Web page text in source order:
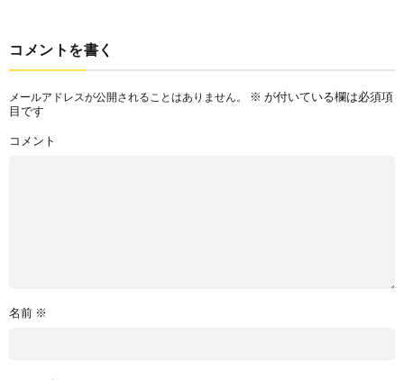
コメントを書く
メールアドレスが公開されることはありません。 ※ が付いている欄は必須項
目です
コメント
名前 ※